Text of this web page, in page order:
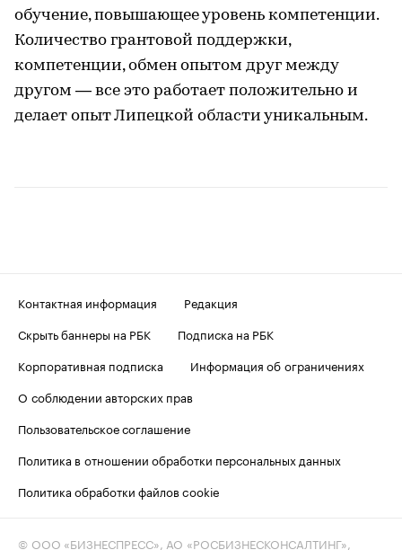
обучение, повышающее уровень компетенции.
Количество грантовой поддержки,
компетенции, обмен опытом друг между
другом — все это работает положительно и
делает опыт Липецкой области уникальным.
Контактная информация
Редакция
Скрыть баннеры на РБК
Подписка на РБК
Корпоративная подписка
Информация об ограничениях
О соблюдении авторских прав
Пользовательское соглашение
Политика в отношении обработки персональных данных
Политика обработки файлов cookie
© ООО «БИЗНЕСПРЕСС», АО «РОСБИЗНЕСКОНСАЛТИНГ»,